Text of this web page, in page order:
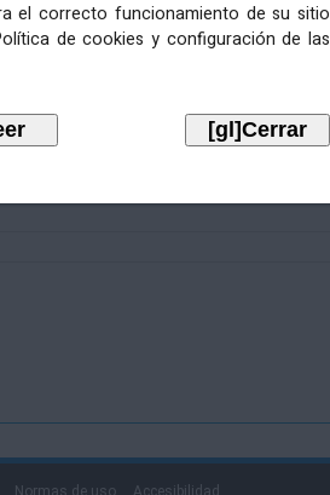
el correcto funcionamiento de su sitio
de cookies y configuración de las
Normas de uso Accesibilidad